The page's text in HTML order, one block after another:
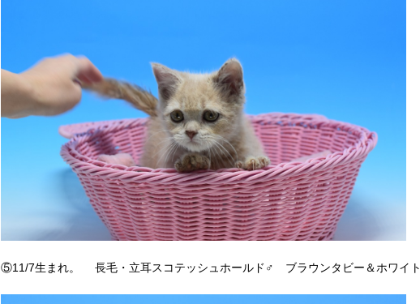
⑤11/7生まれ。 長毛・立耳スコテッシュホールド♂ ブラウンタビー＆ホワイト